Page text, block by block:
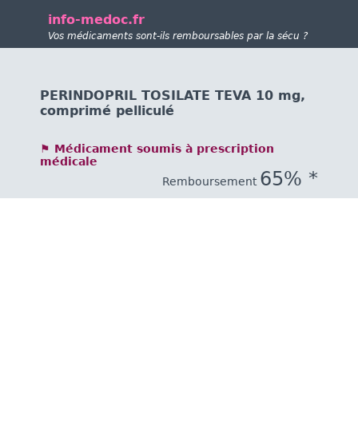
info-medoc.fr
Vos médicaments sont-ils remboursables par la sécu ?
PERINDOPRIL TOSILATE TEVA 10 mg,
comprimé pelliculé
⚑ Médicament soumis à prescription
médicale
Remboursement 65% *